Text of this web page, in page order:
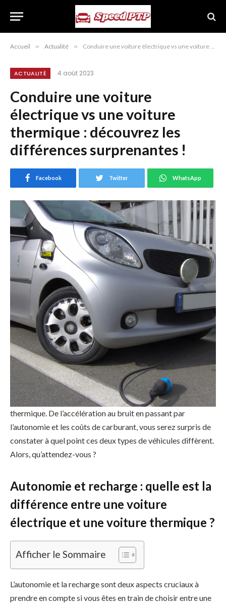
Accueil » Actualité » Conduire une voiture électrique vs une voiture thermique : découvrez les différences surprenantes !
ACTUALITÉ 4 août 2023
Conduire une voiture
électrique vs une voiture
thermique : découvrez les
différences surprenantes !
Facebook Twitter WhatsApp
Conduire une voiture électrique vs une voiture thermique :
découvrez les différences surprenantes ! Dans cet article,
nous allons explorer les principales différences entre la
conduite d’une voiture électrique et celle d’une voiture
thermique. De l’accélération au bruit en passant par
l’autonomie et les coûts de carburant, vous serez surpris de
constater à quel point ces deux types de véhicules diffèrent.
Alors, qu’attendez-vous ?
Autonomie et recharge : quelle est la
différence entre une voiture
électrique et une voiture thermique ?
Afficher le Sommaire
L’autonomie et la recharge sont deux aspects cruciaux à
prendre en compte si vous êtes en train de choisir entre une